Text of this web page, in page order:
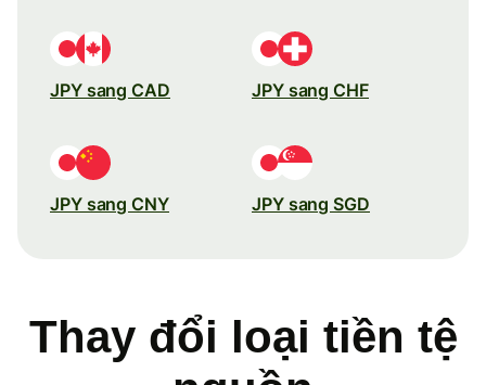
JPY sang CAD JPY sang CHF
JPY sang CNY JPY sang SGD
Thay đổi loại tiền tệ